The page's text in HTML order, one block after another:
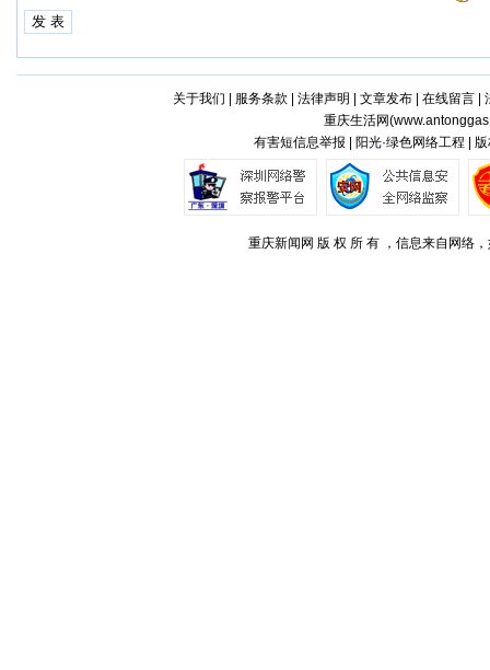
关于我们 服务条款 法律声明 文章发布| 在线留言|
重庆生活网(
有害短信息举报 | 阳光·绿色网络工程 |
重庆新闻网 版 权 所 有 ，信息来自网络